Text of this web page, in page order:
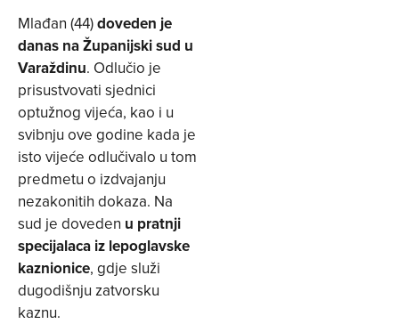
Mlađan (44)doveden je
danas na Županijski sud u
Varaždinu. Odlučio je
prisustvovati sjednici
optužnog vijeća, kao i u
svibnju ove godine kada je
isto vijeće odlučivalo u tom
predmetu o izdvajanju
nezakonitih dokaza. Na
sud je doveden u pratnji
specijalaca iz lepoglavske
kaznionice, gdje služi
dugodišnju zatvorsku
kaznu.